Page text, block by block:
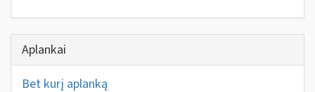
Aplankai
Bet kurį aplanką